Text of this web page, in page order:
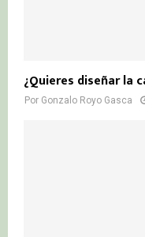
¿Quieres diseñar la
Por Gonzalo Royo Gasca